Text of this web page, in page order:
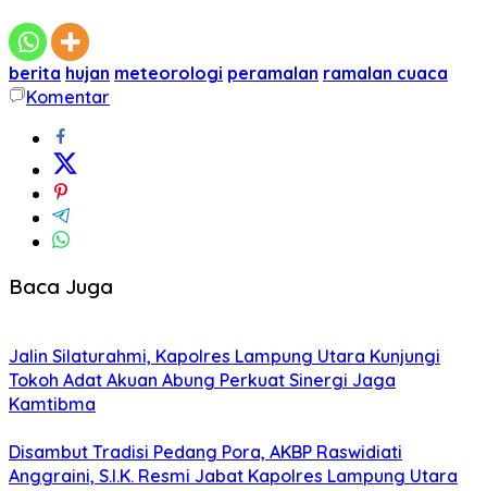
berita hujan meteorologi peramalan ramalan cuaca
Komentar
Baca Juga
Jalin Silaturahmi, Kapolres Lampung Utara Kunjungi
Tokoh Adat Akuan Abung Perkuat Sinergi Jaga
Kamtibma
Disambut Tradisi Pedang Pora, AKBP Raswidiati
Anggraini, S.I.K. Resmi Jabat Kapolres Lampung Utara